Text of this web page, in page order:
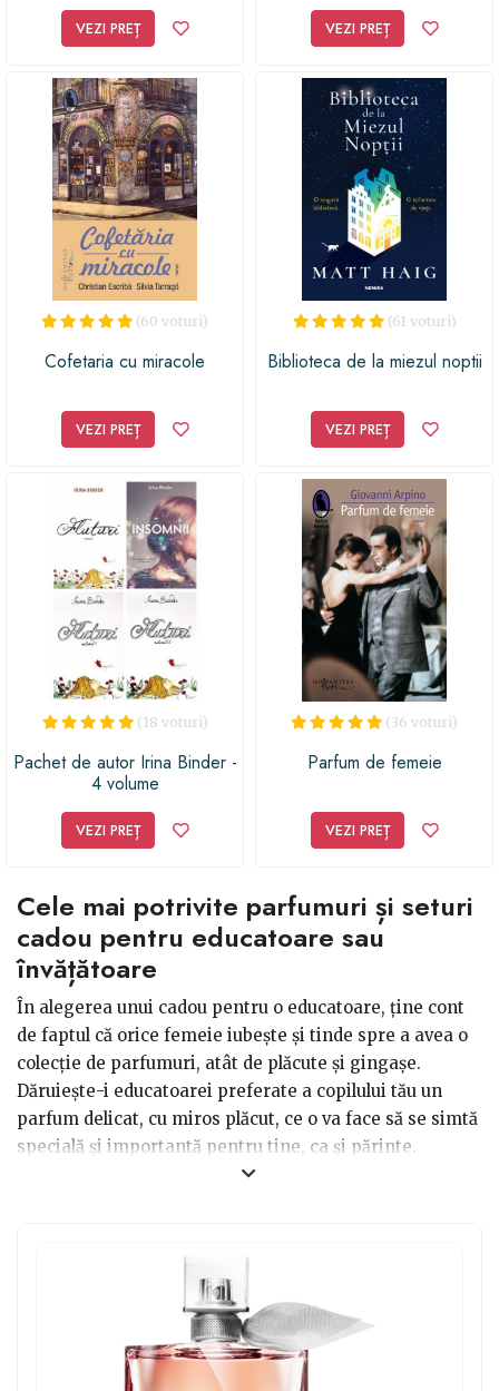
VEZI PREȚ VEZI PREȚ
(60 voturi)
Cofetaria cu miracole
VEZI PREȚ
(61 voturi)
Biblioteca de la miezul noptii
VEZI PREȚ
(18 voturi)
Pachet de autor Irina Binder -
4 volume
VEZI PREȚ
(36 voturi)
Parfum de femeie
VEZI PREȚ
Cele mai potrivite parfumuri și seturi
cadou pentru educatoare sau
învățătoare
În alegerea unui cadou pentru o educatoare, ține cont
de faptul că orice femeie iubește și tinde spre a avea o
colecție de parfumuri, atât de plăcute și gingașe.
Dăruiește-i educatoarei preferate a copilului tău un
parfum delicat, cu miros plăcut, ce o va face să se simtă
specială și importantă pentru tine, ca și părinte.
Orientează-te către mirosurile potrivite unei femei,
acvatic, cool). De asemenea, se consideră important și
ambalajul, așa că îți recomandăm să alegi ceva plăcut ca